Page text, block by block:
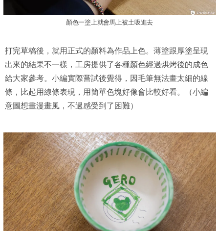
顏色一塗上就會馬上被土吸進去
打完草稿後，就用正式的顏料為作品上色。薄塗跟厚塗呈現
出來的結果不一樣，工房提供了各種顏色經過烘烤後的成色
給大家參考。小編實際嘗試後覺得，因毛筆無法畫太細的線
條，比起用線條表現，用簡單色塊好像會比較好看。（小編
意圖想畫漫畫風，不過感受到了困難）